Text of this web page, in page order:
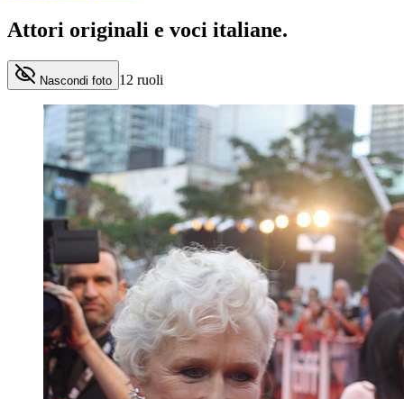
Attori originali e voci italiane.
Nascondi foto 12 ruoli